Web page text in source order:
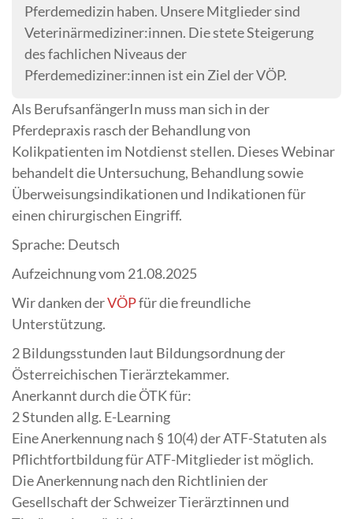
Als BerufsanfängerIn muss man sich in der
Pferdepraxis rasch der Behandlung von
Kolikpatienten im Notdienst stellen. Dieses Webinar
behandelt die Untersuchung, Behandlung sowie
Überweisungsindikationen und Indikationen für
einen chirurgischen Eingriff.
Sprache: Deutsch
Aufzeichnung vom 21.08.2025
Wir danken derVÖPfür die freundliche
Unterstützung.
2 Bildungsstunden laut Bildungsordnung der
Österreichischen Tierärztekammer.
Anerkannt durch die ÖTK für:
2 Stunden allg. E-Learning
Eine Anerkennung nach § 10(4) der ATF-Statuten als
Pflichtfortbildung für ATF-Mitglieder ist möglich.
Die Anerkennung nach den Richtlinien der
Gesellschaft der Schweizer Tierärztinnen und
Pferdemedizin haben. Unsere Mitglieder sind
Veterinärmediziner:innen. Die stete Steigerung
des fachlichen Niveaus der
Pferdemediziner:innen ist ein Ziel der VÖP.